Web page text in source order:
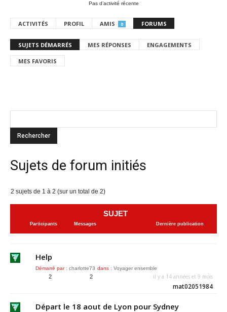
Pas d’activité récente
ACTIVITÉS PROFIL AMIS 0 FORUMS
SUJETS DÉMARRÉS MES RÉPONSES ENGAGEMENTS
MES FAVORIS
Sujets de forum initiés
2 sujets de 1 à 2 (sur un total de 2)
SUJET
Participants Messages Dernière publication
Help
Démarré par : charlotte73 dans : Voyager ensemble
2 2 il y a 14 années et 9 mois
mat02051984
Départ le 18 aout de Lyon pour Sydney